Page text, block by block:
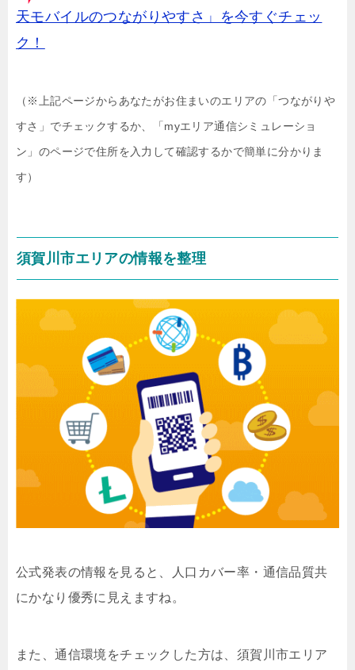
天モバイルのつながりやすさ」を今すぐチェッ
ク！
（※上記ページからあなたがお住まいのエリアの「つながりや
すさ」でチェックするか、「myエリア通信シミュレーショ
ン」のページで住所を入力して確認するかで簡単に分かりま
す）
須賀川市エリアの情報を整理
公式発表の情報を見ると、人口カバー率・通信品質共
にかなり優秀に見えますね。
また、通信環境をチェックした方は、須賀川市エリア